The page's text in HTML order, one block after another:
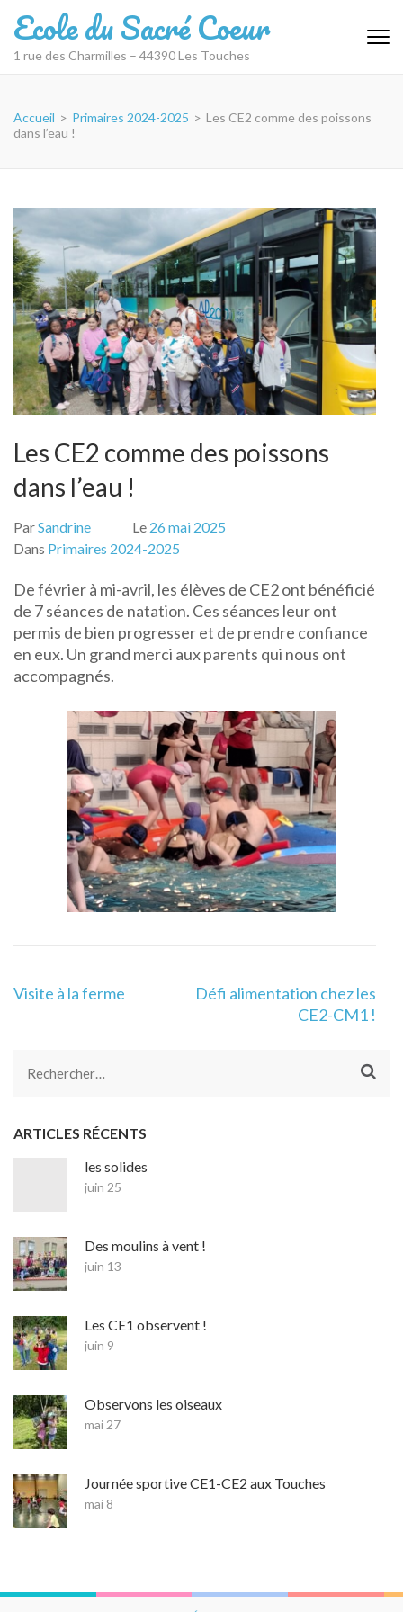
au
contenu
Ecole du Sacré Coeur
1 rue des Charmilles – 44390 Les Touches
Accueil > Primaires 2024-2025 > Les CE2 comme des poissons
dans l’eau !
Les CE2 comme des poissons
dans l’eau !
ParSandrine Le 26 mai 2025
Dans Primaires 2024-2025
De février à mi-avril, les élèves de CE2 ont bénéficié
de 7 séances de natation. Ces séances leur ont
permis de bien progresser et de prendre confiance
en eux. Un grand merci aux parents qui nous ont
accompagnés.
Navigation
Visite à la ferme
Défi alimentation chez les
CE2-CM1 !
Rechercher :
ARTICLES RÉCENTS
les solides
juin 25
Des moulins à vent !
juin 13
Les CE1 observent !
juin 9
Observons les oiseaux
mai 27
Journée sportive CE1-CE2 aux Touches
mai 8